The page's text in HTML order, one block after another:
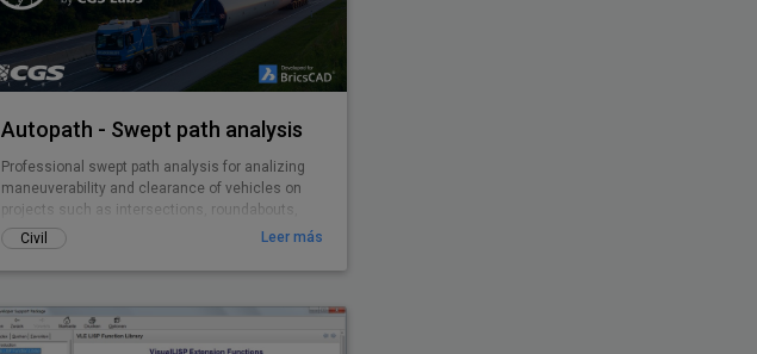
Autopath - Swept path analysis
Professional swept path analysis for analizing
maneuverability and clearance of vehicles on
projects such as intersections, roundabouts,
parking lots, ...
Civil Leer más